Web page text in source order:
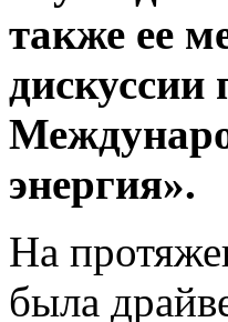
также ее
энергия».
На
была